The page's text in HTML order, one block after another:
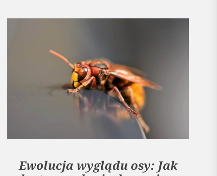
Ewolucja wyglądu osy: Jak